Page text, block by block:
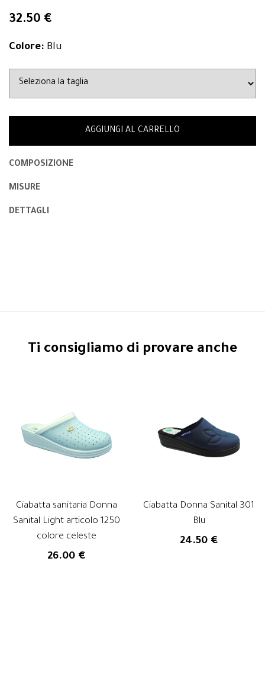
32.50 €
Colore: Blu
AGGIUNGI AL CARRELLO
COMPOSIZIONE
MISURE
DETTAGLI
Ti consigliamo di provare anche
Ciabatta sanitaria Donna
Sanital Light articolo 1250
colore celeste
26.00 €
Ciabatta Donna Sanital 301
Blu
24.50 €